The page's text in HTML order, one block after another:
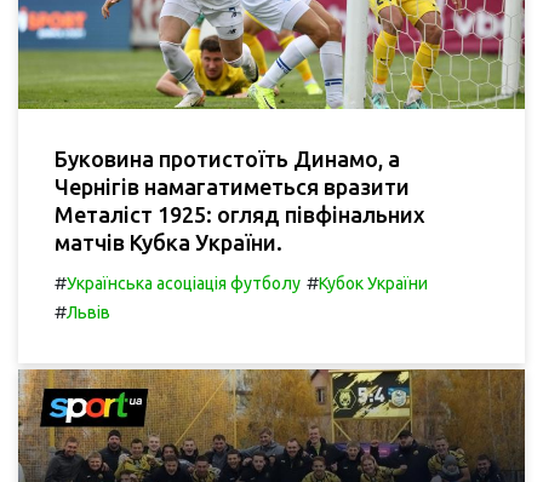
Буковина протистоїть Динамо, а
Чернігів намагатиметься вразити
Металіст 1925: огляд півфінальних
матчів Кубка України.
#Українська асоціація футболу #Кубок України
#Львів